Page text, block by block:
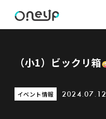
（小1）ビックリ箱
イベント情報 2024.07.12